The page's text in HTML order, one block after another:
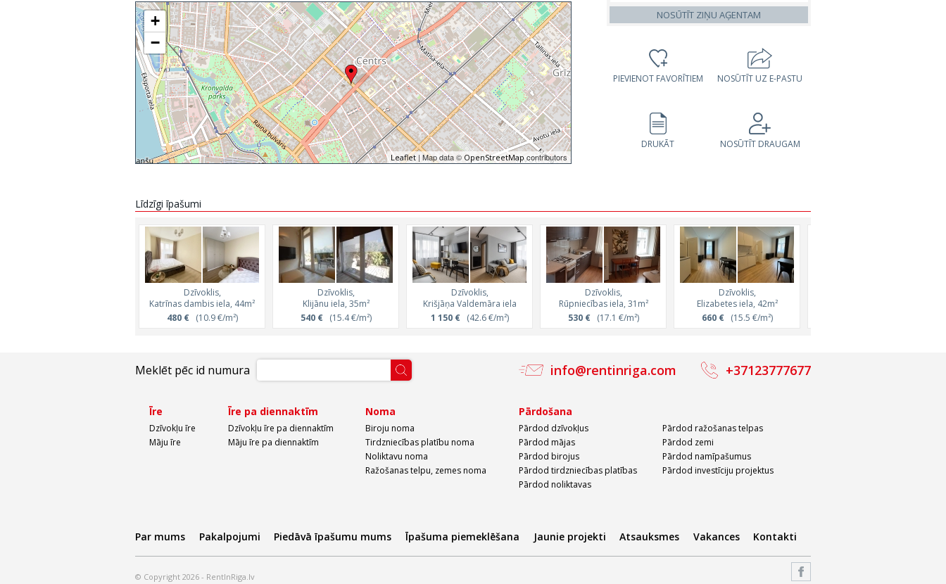
+
−
Leaflet | Map data © OpenStreetMapcontributors
NOSŪTĪT ZIŅU AĢENTAM
PIEVIENOT FAVORĪTIEM NOSŪTĪT UZ E-PASTU
DRUKĀT NOSŪTĪT DRAUGAM
Līdzīgi īpašumi
Dzīvoklis,
Katrīnas dambis iela, 44m²
480 €(10.9 €/m²)
Dzīvoklis,
Klijānu iela, 35m²
540 €(15.4 €/m²)
Dzīvoklis,
Krišjāņa Valdemāra iela
1 150 €(42.6 €/m²)
Dzīvoklis,
Rūpniecības iela, 31m²
530 €(17.1 €/m²)
Dzīvoklis,
Elizabetes iela, 42m²
660 €(15.5 €/m²)
Meklēt pēc id numura info@rentinriga.com +37123777677
Īre
Dzīvokļu īre
Māju īre
Īre pa diennaktīm
Dzīvokļu īre pa diennaktīm
Māju īre pa diennaktīm
Noma
Biroju noma
Tirdzniecības platību noma
Noliktavu noma
Ražošanas telpu, zemes noma
Pārdošana
Pārdod dzīvokļus
Pārdod mājas
Pārdod birojus
Pārdod tirdzniecības platības
Pārdod noliktavas
Pārdod ražošanas telpas
Pārdod zemi
Pārdod namīpašumus
Pārdod investīciju projektus
Par mums Pakalpojumi Piedāvā īpašumu mums Īpašuma piemeklēšana Jaunie projekti Atsauksmes Vakances Kontakti
© Copyright 2026 - RentInRiga.lv